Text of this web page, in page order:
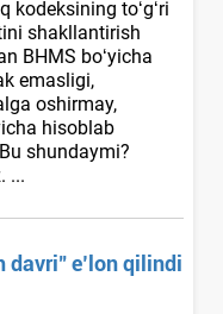
kodeksining toʻgʻri
shakllantirish
BHMS boʻyicha
emasligi,
oshirmay,
hisoblab
shundaymi?
...
davri" e’lon qilindi